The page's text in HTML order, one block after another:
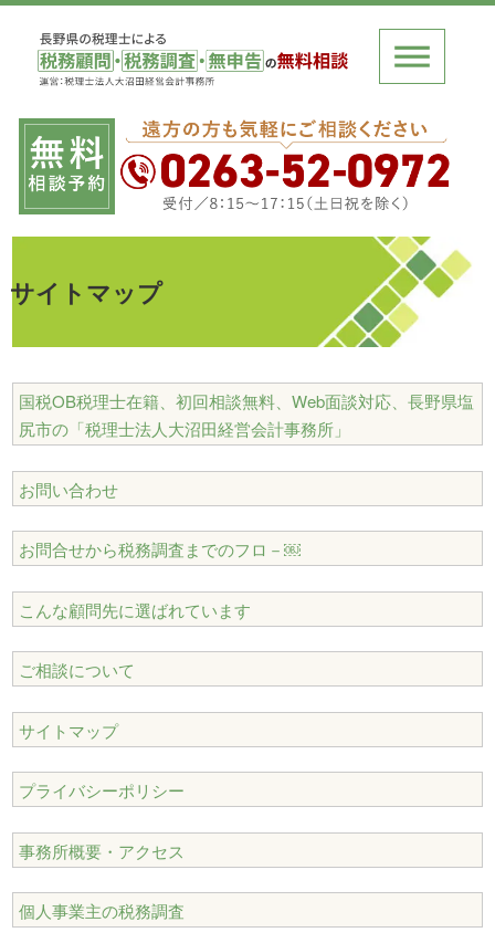
サイトマップ
国税OB税理士在籍、初回相談無料、Web面談対応、長野県塩
尻市の「税理士法人大沼田経営会計事務所」
お問い合わせ
お問合せから税務調査までのフロ－￼
こんな顧問先に選ばれています
ご相談について
サイトマップ
プライバシーポリシー
事務所概要・アクセス
個人事業主の税務調査